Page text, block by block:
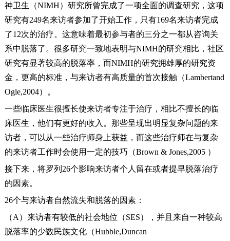
神卫生（NIMH）研究所曾完成了一项全面的调查研究，这项
研究有249名来访者参加了开始工作，只有169名来访者完成
了12次的治疗。这意味着最初参与者的三分之一都从咨询关
系中脱落了。很多研究一致地表明与NIMH的研究相比，社区
研究有显著较高的脱落率，而NIMH的研究拥雄厚的研究资
金，更高的标准，与来访者有高质量的首次接触（Lambertand
Ogle,2004）。
一些临床医生很擅长使来访者专注于治疗，相比不擅长的临
床医生，他们有更好的收入。那些呈现出明显复杂问题的来
访者，可以从一些治疗师身上获益，而这些治疗师在与复杂
的来访者工作时会使用一定的技巧（Brown & Jones,2005 ）
接下来，将罗列26个影响来访者个人留在或者提早脱落治疗
的因素。
26个与来访者自然流失和脱落的因素：
（A）来访者有较低的社会地位（SES），并且来自一种较高
脱落率的少数民族文化（Hubble,Duncan